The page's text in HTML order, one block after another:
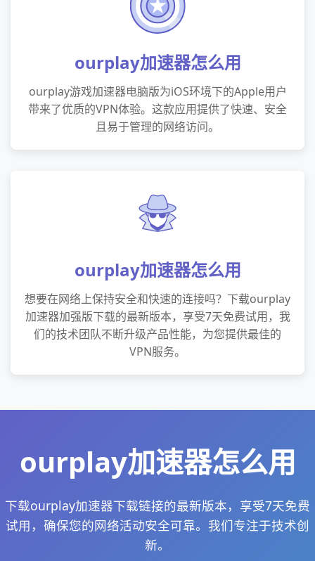
ourplay加速器怎么用
ourplay游戏加速器电脑版为iOS环境下的Apple用户
带来了优质的VPN体验。这款应用提供了快速、安全
且易于管理的网络访问。
ourplay加速器怎么用
想要在网络上保持安全和快速的连接吗？下载ourplay
加速器加强版下载的最新版本，享受7天免费试用，我
们的技术团队不断升级产品性能，为您提供最佳的
VPN服务。
ourplay加速器怎么用
下载ourplay加速器下载链接的最新版本，享受7天免费
试用，确保您的网络活动安全可靠。我们专注于技术创
新。